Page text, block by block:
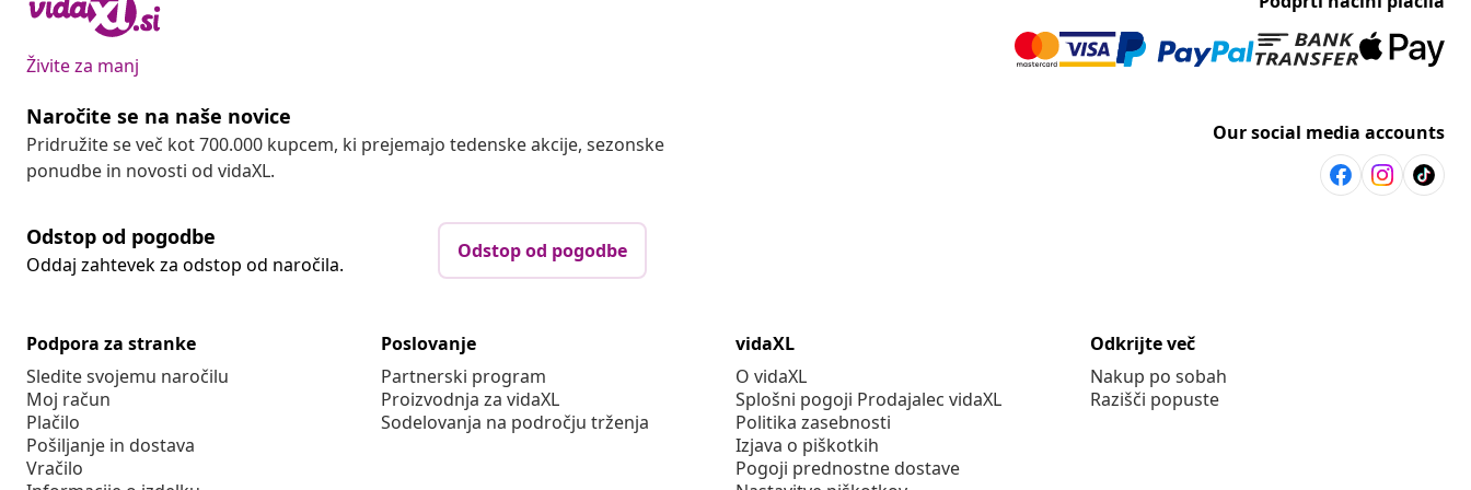
Živite za manj
Naročite se na naše novice
Pridružite se več kot 700.000 kupcem, ki prejemajo tedenske akcije, sezonske
ponudbe in novosti od vidaXL.
Our social media accounts
Odstop od pogodbe
Oddaj zahtevek za odstop od naročila.
Odstop od pogodbe
Podpora za stranke
Sledite svojemu naročilu
Moj račun
Plačilo
Pošiljanje in dostava
Vračilo
Poslovanje
Partnerski program
Proizvodnja za vidaXL
Sodelovanja na področju trženja
vidaXL
O vidaXL
Splošni pogoji Prodajalec vidaXL
Politika zasebnosti
Izjava o piškotkih
Pogoji prednostne dostave
Odkrijte več
Nakup po sobah
Razišči popuste